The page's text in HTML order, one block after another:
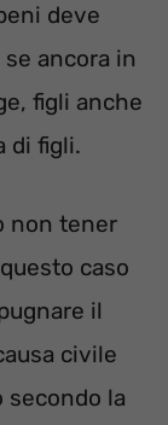
deve
ancora in
figli anche
di figli.
non tener
caso
il
civile
la